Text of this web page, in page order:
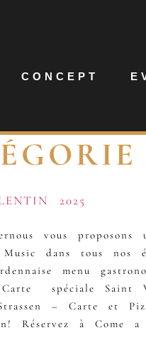
CONCEPT
2025
vous
dans tous nos
menu
Carte spéciale
– Carte et
Réservez à Come